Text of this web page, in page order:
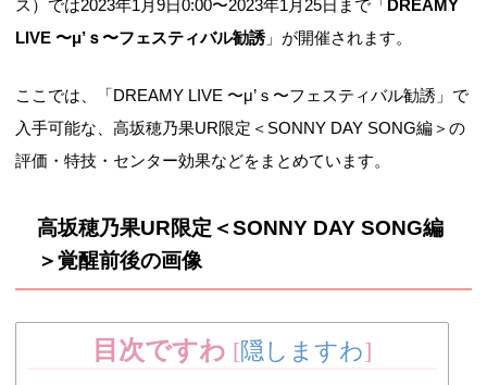
ス）では2023年1月9日0:00〜2023年1月25日まで「DREAMY
LIVE 〜μ’ｓ〜フェスティバル勧誘」が開催されます。
ここでは、「DREAMY LIVE 〜μ’ｓ〜フェスティバル勧誘」で
入手可能な、高坂穂乃果UR限定＜SONNY DAY SONG編＞の
評価・特技・センター効果などをまとめています。
高坂穂乃果UR限定＜SONNY DAY SONG編
＞覚醒前後の画像
目次ですわ [隠しますわ]